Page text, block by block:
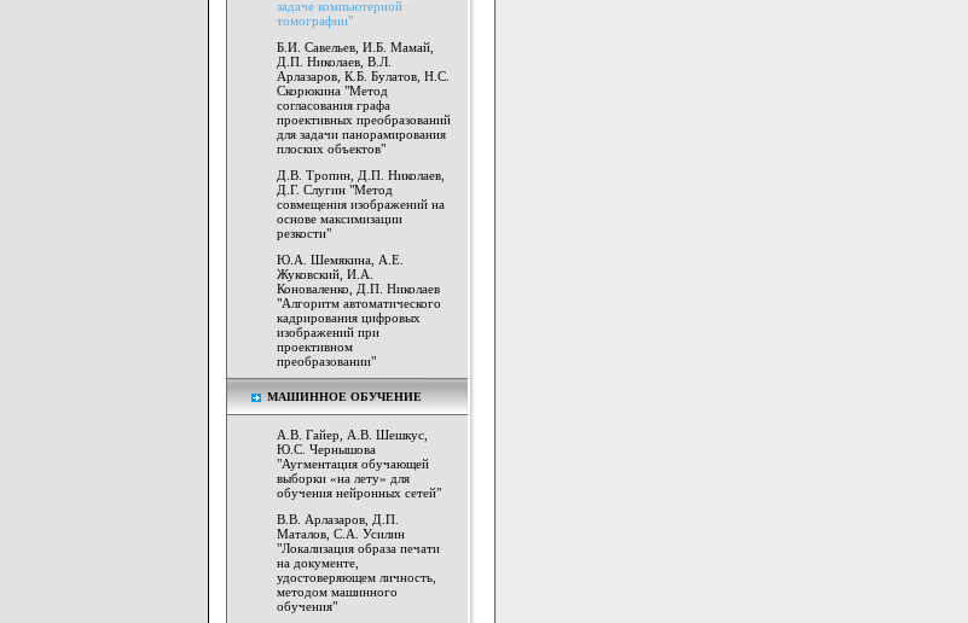
задаче компьютерной
томографии"
Б.И. Савельев, И.Б. Мамай,
Д.П. Николаев, В.Л.
Арлазаров, К.Б. Булатов, Н.С.
Скорюкина "Метод
согласования графа
проективных преобразований
для задачи панорамирования
плоских объектов"
Д.В. Тропин, Д.П. Николаев,
Д.Г. Слугин "Метод
совмещения изображений на
основе максимизации
резкости"
Ю.А. Шемякина, А.Е.
Жуковский, И.А.
Коноваленко, Д.П. Николаев
"Алгоритм автоматического
кадрирования цифровых
изображений при
проективном
преобразовании"
МАШИННОЕ ОБУЧЕНИЕ
А.В. Гайер, А.В. Шешкус,
Ю.С. Чернышова
"Аугментация обучающей
выборки «на лету» для
обучения нейронных сетей"
В.В. Арлазаров, Д.П.
Маталов, С.А. Усилин
"Локализация образа печати
на документе,
удостоверяющем личность,
методом машинного
обучения"